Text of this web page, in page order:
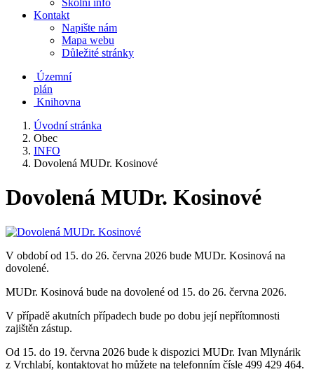
Školní info
Kontakt
Napište nám
Mapa webu
Důležité stránky
Územní
plán
Knihovna
Úvodní stránka
Obec
INFO
Dovolená MUDr. Kosinové
Dovolená MUDr. Kosinové
V období od 15. do 26. června 2026 bude MUDr. Kosinová na
dovolené.
MUDr. Kosinová bude na dovolené od 15. do 26. června 2026.
V případě akutních případech bude po dobu její nepřítomnosti
zajištěn zástup.
Od 15. do 19. června 2026 bude k dispozici MUDr. Ivan Mlynárik
z Vrchlabí, kontaktovat ho můžete na telefonním čísle 499 429 464.